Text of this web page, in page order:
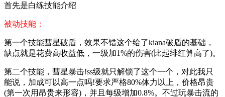
首先是白练技能介绍
被动技能：
第一个技能彗星破盾，效果不错这个给了kiana破盾的基础，
缺点就是花费高收益低，一级加1%的伤害(比起绯红算高了)。
第二个技能，彗星暴击!ss级就只解锁了这个一个，对此我只
能说，加成可以高一点吗!要求严格80%体力以上，价格昂贵
(第一次用昂贵来形容)，并且每级增加0.8%。不过玩暴击流的